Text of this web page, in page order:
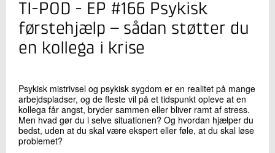
Kontakt os
Send
TI-POD - EP #166 Psykisk
førstehjælp – sådan støtter du
en kollega i krise
Psykisk mistrivsel og psykisk sygdom er en realitet på mange
arbejdspladser, og de fleste vil på et tidspunkt opleve at en
kollega får angst, bryder sammen eller bliver ramt af stress.
Men hvad gør du i selve situationen? Og hvordan hjælper du
bedst, uden at du skal være ekspert eller føle, at du skal løse
problemet?